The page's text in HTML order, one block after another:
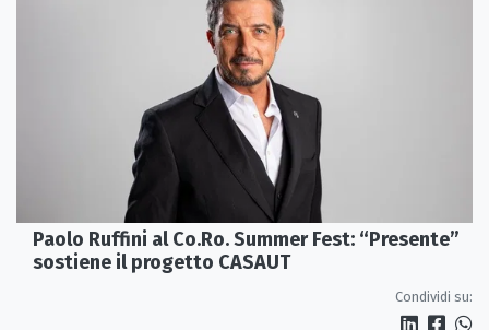
Paolo Ruffini al Co.Ro. Summer Fest: “Presente”
sostiene il progetto CASAUT
Condividi su: